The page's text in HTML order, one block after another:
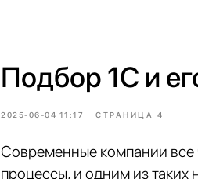
Подбор 1С и
2025-06-04 11:17 СТРАНИЦА 4
Современные компании все
процессы, и одним из таких